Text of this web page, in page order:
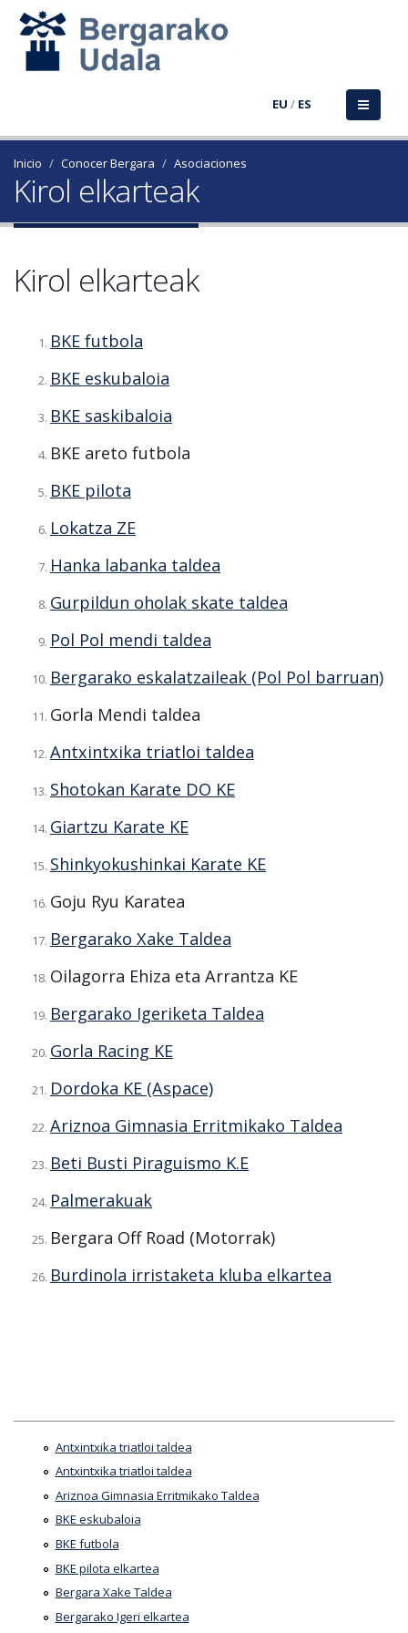
EU / ES
Inicio Conocer Bergara Asociaciones
Kirol elkarteak
Kirol elkarteak
BKE futbola
BKE eskubaloia
BKE saskibaloia
BKE areto futbola
BKE pilota
Lokatza ZE
Hanka labanka taldea
Gurpildun oholak skate taldea
Pol Pol mendi taldea
Bergarako eskalatzaileak (Pol Pol barruan)
Gorla Mendi taldea
Antxintxika triatloi taldea
Shotokan Karate DO KE
Giartzu Karate KE
Shinkyokushinkai Karate KE
Goju Ryu Karatea
Bergarako Xake Taldea
Oilagorra Ehiza eta Arrantza KE
Bergarako Igeriketa Taldea
Gorla Racing KE
Dordoka KE (Aspace)
Ariznoa Gimnasia Erritmikako Taldea
Beti Busti Piraguismo K.E
Palmerakuak
Bergara Off Road (Motorrak)
Burdinola irristaketa kluba elkartea
Antxintxika triatloi taldea
Antxintxika triatloi taldea
Ariznoa Gimnasia Erritmikako Taldea
BKE eskubaloia
BKE futbola
BKE pilota elkartea
Bergara Xake Taldea
Bergarako Igeri elkartea